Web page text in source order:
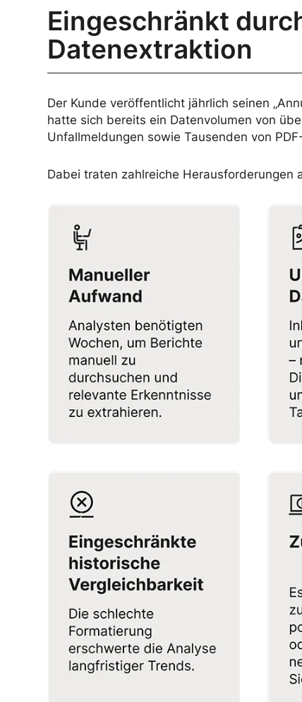
Eingeschränkt
Datenextraktion
Der Kunde veröffentlicht jährlich seinen
hatte sich bereits ein Datenvolumen von
Unfallmeldungen sowie Tausenden von
Dabei traten zahlreiche Herausforderungen